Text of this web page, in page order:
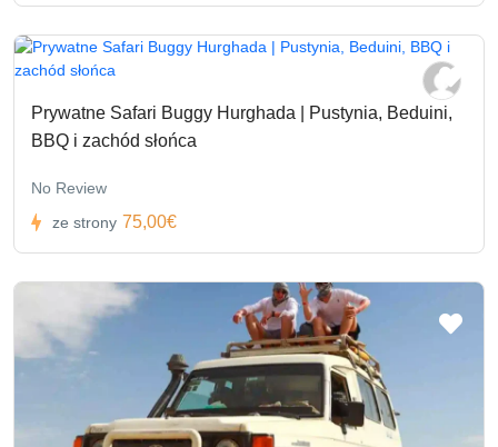
Prywatne Safari Buggy Hurghada | Pustynia, Beduini,
BBQ i zachód słońca
No Review
ze strony 75,00€